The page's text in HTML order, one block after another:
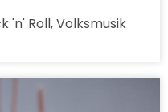
'n' Roll, Volksmusik